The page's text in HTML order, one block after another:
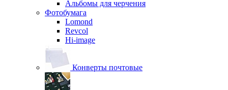
Альбомы для черчения
Фотобумага
Lomond
Revcol
Hi-image
Конверты почтовые